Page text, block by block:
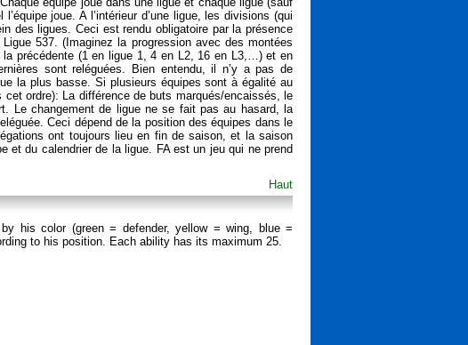
joue. A l’intérieur d’une ligue, les divisions (qui
des ligues. Ceci est rendu obligatoire par la présence
537. (Imaginez la progression avec des montées
la précédente (1 en ligue 1, 4 en L2, 16 en L3,…) et en
sont reléguées. Bien entendu, il n’y a pas de
la plus basse. Si plusieurs équipes sont à égalité au
ordre): La différence de buts marqués/encaissés, le
Le changement de ligue ne se fait pas au hasard, la
Ceci dépend de la position des équipes dans le
ont toujours lieu en fin de saison, et la saison
et du calendrier de la ligue. FA est un jeu qui ne prend
Haut
his color (green = defender, yellow = wing, blue =
to his position. Each ability has its maximum 25.